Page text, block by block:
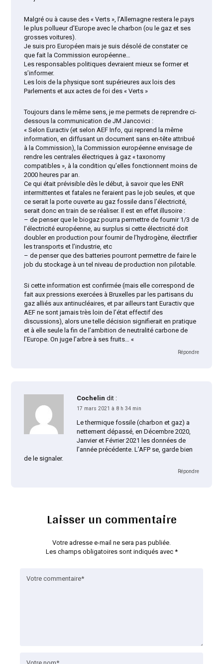
Malgré ou à cause des « Verts », l’Allemagne restera le pays
le plus pollueur d’Europe avec le charbon (ou le gaz et ses
grosses voitures).
Je suis pro Européen mais je suis désolé de constater ce
que fait la Commission européenne…
Les responsables politiques devraient mieux se former et
s’informer.
Les lois de la physique sont supérieures aux lois des
Parlements et aux actes de foi des « Verts »
Toujours dans le même sens, je me permets de reprendre ci-
dessous la communication de JM Jancovici :
« Selon Euractiv (et selon AEF Info, qui reprend la même
information, en diffusant un document sans en-tête attribué
à la Commission), la Commission européenne envisage de
rendre les centrales électriques à gaz « taxonomy
compatibles », à la condition qu’elles fonctionnent moins de
2000 heures par an.
Ce qui était prévisible dès le début, à savoir que les ENR
intermittentes et fatales ne feraient pas le job seules, et que
ce serait la porte ouverte au gaz fossile dans l’électricité,
serait donc en train de se réaliser. Il est en effet illusoire :
– de penser que le biogaz pourra permettre de fournir 1/3 de
l’électricité européenne, au surplus si cette électricité doit
doubler en production pour fournir de l’hydrogène, électrifier
les transports et l’industrie, etc
– de penser que des batteries pourront permettre de faire le
job du stockage à un tel niveau de production non pilotable.
Si cette information est confirmée (mais elle correspond de
fait aux pressions exercées à Bruxelles par les partisans du
gaz alliés aux antinucléaires, et par ailleurs tant Euractiv que
AEF ne sont jamais très loin de l’état effectif des
discussions), alors une telle décision signifierait en pratique
et à elle seule la fin de l’ambition de neutralité carbone de
l’Europe. On juge l’arbre à ses fruits… «
Répondre
Cochelin dit :
17 mars 2021 à 8 h 34 min
Le thermique fossile (charbon et gaz) a
nettement dépassé, en Décembre 2020,
Janvier et Février 2021 les données de
l’année précédente. L’AFP se, garde bien
de le signaler.
Répondre
Laisser un commentaire
Votre adresse e-mail ne sera pas publiée.
Les champs obligatoires sont indiqués avec *